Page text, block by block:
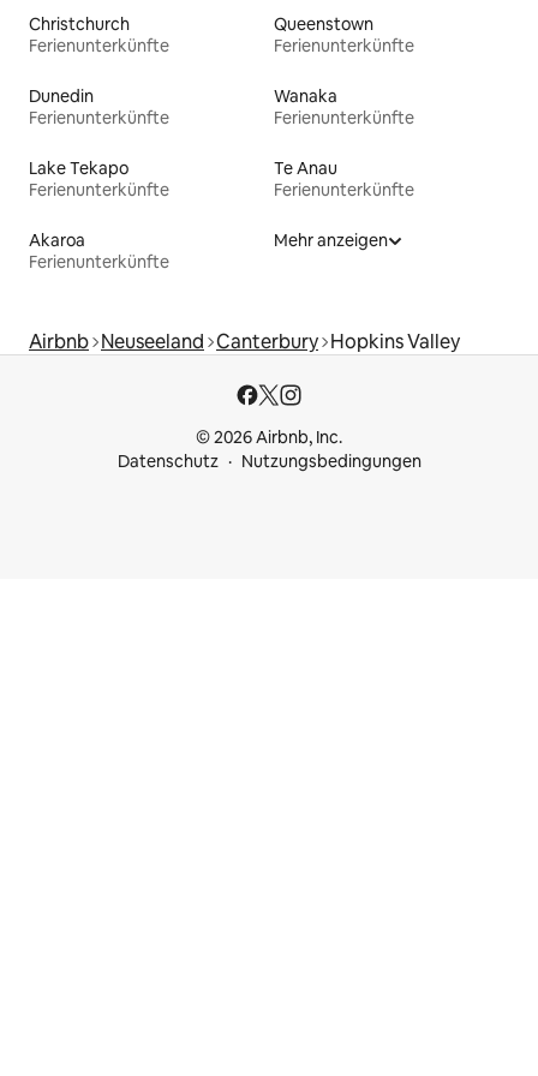
Christchurch
Ferienunterkünfte
Queenstown
Ferienunterkünfte
Dunedin
Ferienunterkünfte
Wanaka
Ferienunterkünfte
Lake Tekapo
Ferienunterkünfte
Te Anau
Ferienunterkünfte
Akaroa
Ferienunterkünfte
Mehr anzeigen
Airbnb Neuseeland Canterbury Hopkins Valley
© 2026 Airbnb, Inc.
Datenschutz
Nutzungsbedingungen